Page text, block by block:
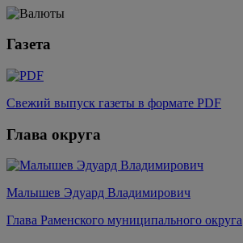
Газета
Свежий выпуск газеты в формате PDF
Глава округа
Малышев Эдуард Владимирович
Глава Раменского муниципального округа